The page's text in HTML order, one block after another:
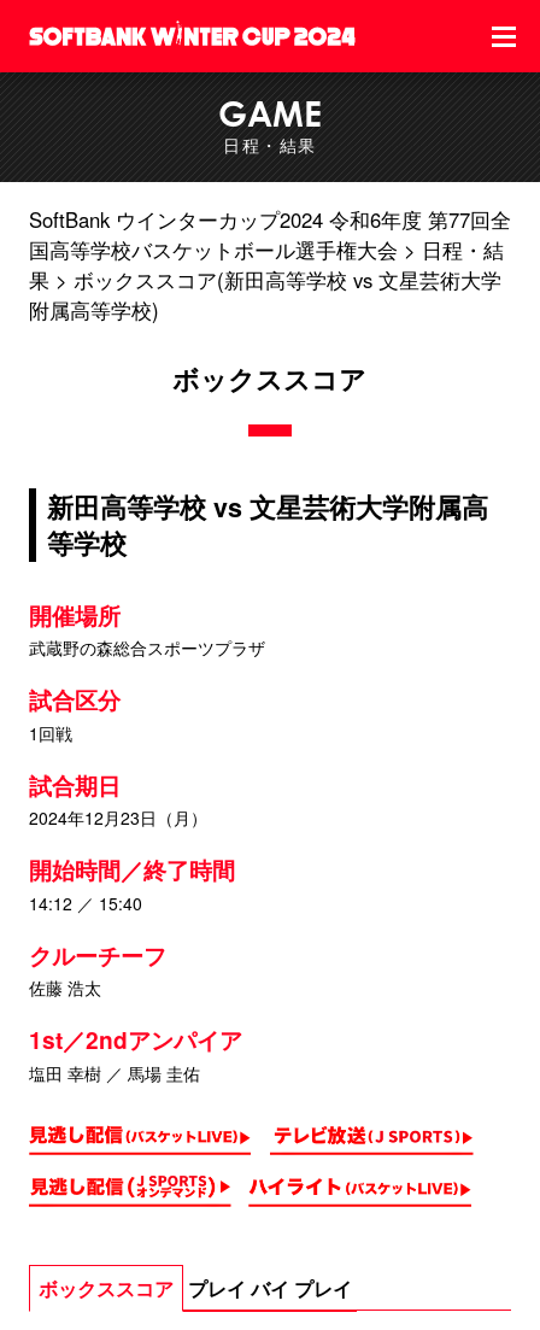
GAME
日程・結果
SoftBank ウインターカップ2024 令和6年度 第77回全
国高等学校バスケットボール選手権大会
日程・結
果
ボックススコア(新田高等学校 vs 文星芸術大学
附属高等学校)
ボックススコア
新田高等学校 vs 文星芸術大学附属高
等学校
開催場所
武蔵野の森総合スポーツプラザ
試合区分
1回戦
試合期日
2024年12月23日（月）
開始時間／終了時間
14:12 ／ 15:40
クルーチーフ
佐藤 浩太
1st／2ndアンパイア
塩田 幸樹 ／ 馬場 圭佑
ボックススコア プレイ バイ プレイ